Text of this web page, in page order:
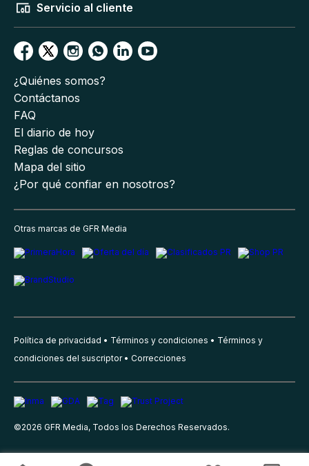
Servicio al cliente
¿Quiénes somos?
Contáctanos
FAQ
El diario de hoy
Reglas de concursos
Mapa del sitio
¿Por qué confiar en nosotros?
Otras marcas de GFR Media
Política de privacidad Términos y condiciones
Términos y
condiciones del suscriptor
Correcciones
©2026 GFR Media, Todos los Derechos Reservados.